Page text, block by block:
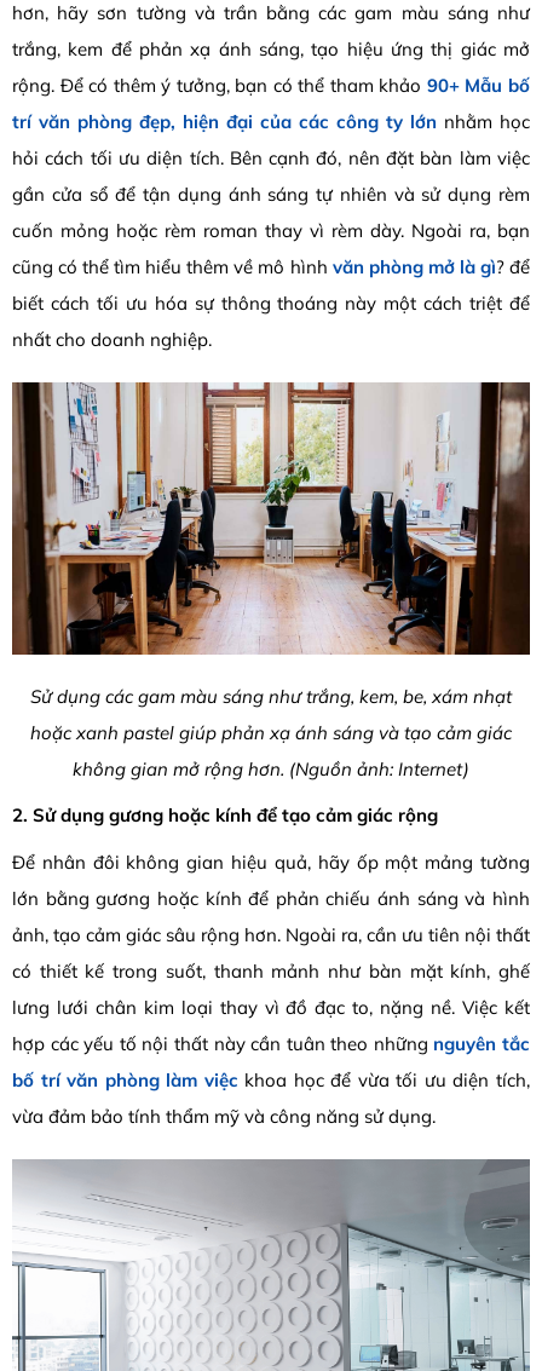
hơn, hãy sơn tường và trần bằng các gam màu sáng như
trắng, kem để phản xạ ánh sáng, tạo hiệu ứng thị giác mở
rộng. Để có thêm ý tưởng, bạn có thể tham khảo 90+ Mẫu bố
trí văn phòng đẹp, hiện đại của các công ty lớn nhằm học
hỏi cách tối ưu diện tích. Bên cạnh đó, nên đặt bàn làm việc
gần cửa sổ để tận dụng ánh sáng tự nhiên và sử dụng rèm
cuốn mỏng hoặc rèm roman thay vì rèm dày. Ngoài ra, bạn
cũng có thể tìm hiểu thêm về mô hình văn phòng mở là gì? để
biết cách tối ưu hóa sự thông thoáng này một cách triệt để
nhất cho doanh nghiệp.
Sử dụng các gam màu sáng như trắng, kem, be, xám nhạt
hoặc xanh pastel giúp phản xạ ánh sáng và tạo cảm giác
không gian mở rộng hơn. (Nguồn ảnh: Internet)
2. Sử dụng gương hoặc kính để tạo cảm giác rộng
Để nhân đôi không gian hiệu quả, hãy ốp một mảng tường
lớn bằng gương hoặc kính để phản chiếu ánh sáng và hình
ảnh, tạo cảm giác sâu rộng hơn. Ngoài ra, cần ưu tiên nội thất
có thiết kế trong suốt, thanh mảnh như bàn mặt kính, ghế
lưng lưới chân kim loại thay vì đồ đạc to, nặng nề. Việc kết
hợp các yếu tố nội thất này cần tuân theo những nguyên tắc
bố trí văn phòng làm việc khoa học để vừa tối ưu diện tích,
vừa đảm bảo tính thẩm mỹ và công năng sử dụng.